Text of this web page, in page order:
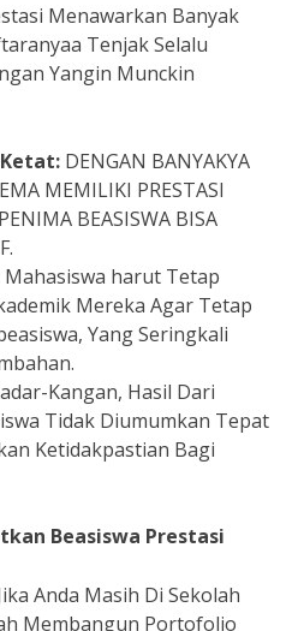
Menawarkan Banyak
Tenjak Selalu
Yangin Munckin
DENGAN BANYAKYA
MEMILIKI PRESTASI
BEASISWA BISA
Mahasiswa harut Tetap
Mereka Agar Tetap
Yang Seringkali
Kangan, Hasil Dari
Tidak Diumumkan Tepat
Ketidakpastian Bagi
Beasiswa Prestasi
Anda Masih Di Sekolah
Membangun Portofolio